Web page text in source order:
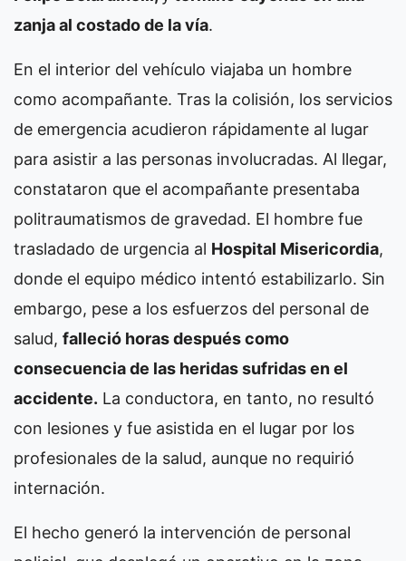
zanja al costado de la vía.
En el interior del vehículo viajaba un hombre
como acompañante. Tras la colisión, los servicios
de emergencia acudieron rápidamente al lugar
para asistir a las personas involucradas. Al llegar,
constataron que el acompañante presentaba
politraumatismos de gravedad. El hombre fue
trasladado de urgencia al Hospital Misericordia,
donde el equipo médico intentó estabilizarlo. Sin
embargo, pese a los esfuerzos del personal de
salud, falleció horas después como
consecuencia de las heridas sufridas en el
accidente. La conductora, en tanto, no resultó
con lesiones y fue asistida en el lugar por los
profesionales de la salud, aunque no requirió
internación.
El hecho generó la intervención de personal